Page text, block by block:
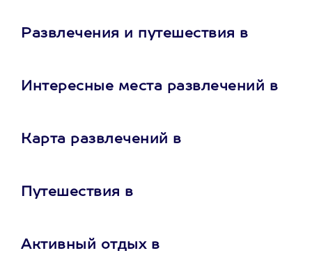
Развлечения и путешествия в
Интересные места развлечений в
Карта развлечений в
Путешествия в
Активный отдых в